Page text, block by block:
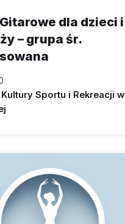
dla dzieci i
– grupa śr.
Sportu i Rekreacji w